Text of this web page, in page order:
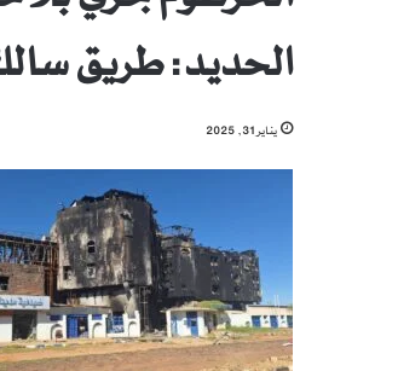
الحديد: طريق
يناير 31, 2025